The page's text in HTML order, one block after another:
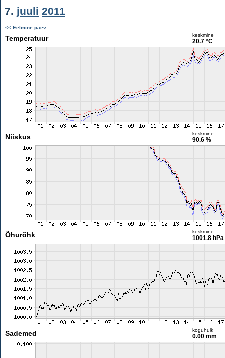
7. juuli 2011
<< Eelmine päev
Temperatuur keskmine
20.7 °C
Niiskus keskmine
90.6 %
Õhurõhk keskmine
1001.8 hPa
Sademed koguhulk
0.00 mm